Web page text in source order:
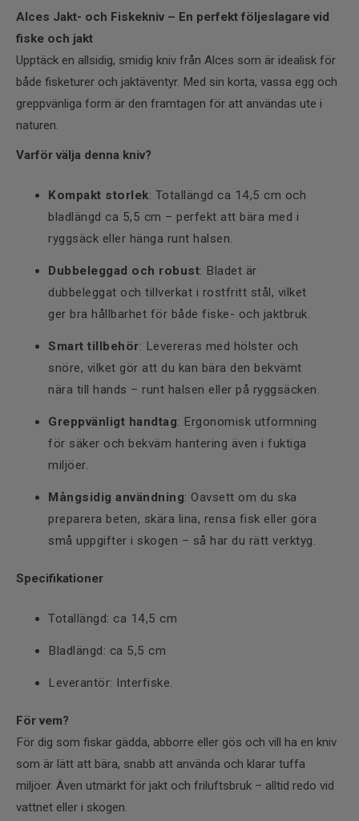
Alces Jakt- och Fiskekniv – En perfekt följeslagare vid
fiske och jakt
Upptäck en allsidig, smidig kniv från Alces som är idealisk för
både fisketurer och jaktäventyr. Med sin korta, vassa egg och
greppvänliga form är den framtagen för att användas ute i
naturen.
Varför välja denna kniv?
Kompakt storlek: Totallängd ca 14,5 cm och
bladlängd ca 5,5 cm – perfekt att bära med i
ryggsäck eller hänga runt halsen.
Dubbeleggad och robust: Bladet är
dubbeleggat och tillverkat i rostfritt stål, vilket
ger bra hållbarhet för både fiske- och jaktbruk.
Smart tillbehör: Levereras med hölster och
snöre, vilket gör att du kan bära den bekvämt
nära till hands – runt halsen eller på ryggsäcken.
Greppvänligt handtag: Ergonomisk utformning
för säker och bekväm hantering även i fuktiga
miljöer.
Mångsidig användning: Oavsett om du ska
preparera beten, skära lina, rensa fisk eller göra
små uppgifter i skogen – så har du rätt verktyg.
Specifikationer
Totallängd: ca 14,5 cm
Bladlängd: ca 5,5 cm
Leverantör: Interfiske.
För vem?
För dig som fiskar gädda, abborre eller gös och vill ha en kniv
som är lätt att bära, snabb att använda och klarar tuffa
miljöer. Även utmärkt för jakt och friluftsbruk – alltid redo vid
vattnet eller i skogen.